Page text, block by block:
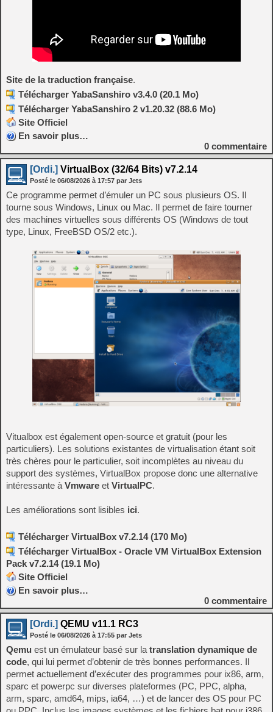
Site de la traduction française.
Télécharger YabaSanshiro v3.4.0 (20.1 Mo)
Télécharger YabaSanshiro 2 v1.20.32 (88.6 Mo)
Site Officiel
En savoir plus…
0 commentaire
[Ordi.] VirtualBox (32/64 Bits) v7.2.14
Posté le 06/08/2026 à 17:57 par Jets
Ce programme permet d’émuler un PC sous plusieurs OS. Il
tourne sous Windows, Linux ou Mac. Il permet de faire tourner
des machines virtuelles sous différents OS (Windows de tout
type, Linux, FreeBSD OS/2 etc.).
Vitualbox est également open-source et gratuit (pour les
particuliers). Les solutions existantes de virtualisation étant soit
très chères pour le particulier, soit incomplètes au niveau du
support des systèmes, VirtualBox propose donc une alternative
intéressante à Vmware et VirtualPC.
Les améliorations sont lisibles ici.
Télécharger VirtualBox v7.2.14 (170 Mo)
Télécharger VirtualBox - Oracle VM VirtualBox Extension
Pack v7.2.14 (19.1 Mo)
Site Officiel
En savoir plus…
0 commentaire
[Ordi.] QEMU v11.1 RC3
Posté le 06/08/2026 à 17:55 par Jets
Qemu est un émulateur basé sur la translation dynamique de
code, qui lui permet d’obtenir de très bonnes performances. Il
permet actuellement d’exécuter des programmes pour ix86, arm,
sparc et powerpc sur diverses plateformes (PC, PPC, alpha,
arm, sparc, amd64, mips, ia64, …) et de lancer des OS pour PC